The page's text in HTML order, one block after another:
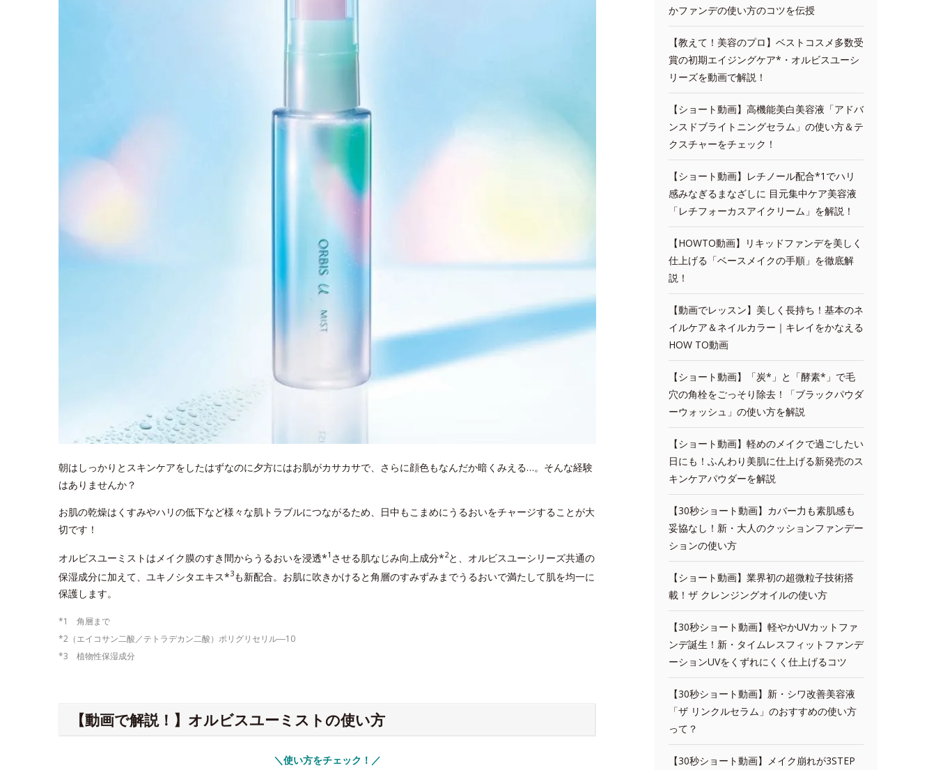
朝はしっかりとスキンケアをしたはずなのに夕方にはお肌がカサカサで、さらに顔色もなんだか暗くみえる…。そんな経験
はありませんか？
お肌の乾燥はくすみやハリの低下など様々な肌トラブルにつながるため、日中もこまめにうるおいをチャージすることが大
切です！
オルビスユーミストはメイク膜のすき間からうるおいを浸透*1 させる肌なじみ向上成分*2と、オルビスユーシリーズ共通の
保湿成分に加えて、ユキノシタエキス*3も新配合。お肌に吹きかけると角層のすみずみまでうるおいで満たして肌を均一に
保護します。
*1 角層まで
*2（エイコサン二酸／テトラデカン二酸）ポリグリセリル―10
*3 植物性保湿成分
【動画で解説！】オルビスユーミストの使い方
＼使い方をチェック！／
かファンデの使い方のコツを伝授
【教えて！美容のプロ】ベストコスメ多数受
賞の初期エイジングケア*・オルビスユーシ
リーズを動画で解説！
【ショート動画】高機能美白美容液「アドバ
ンスドブライトニングセラム」の使い方＆テ
クスチャーをチェック！
【ショート動画】レチノール配合*1でハリ
感みなぎるまなざしに 目元集中ケア美容液
「レチフォーカスアイクリーム」を解説！
【HOWTO動画】リキッドファンデを美しく
仕上げる「ベースメイクの手順」を徹底解
説！
【動画でレッスン】美しく長持ち！基本のネ
イルケア＆ネイルカラー｜キレイをかなえる
HOW TO動画
【ショート動画】「炭*」と「酵素*」で毛
穴の角栓をごっそり除去！「ブラックパウダ
ーウォッシュ」の使い方を解説
【ショート動画】軽めのメイクで過ごしたい
日にも！ふんわり美肌に仕上げる新発売のス
キンケアパウダーを解説
【30秒ショート動画】カバー力も素肌感も
妥協なし！新・大人のクッションファンデー
ションの使い方
【ショート動画】業界初の超微粒子技術搭
載！ザ クレンジングオイルの使い方
【30秒ショート動画】軽やかUVカットファ
ンデ誕生！新・タイムレスフィットファンデ
ーションUVをくずれにくく仕上げるコツ
【30秒ショート動画】新・シワ改善美容液
「ザ リンクルセラム」のおすすめの使い方
って？
【30秒ショート動画】メイク崩れが3STEP